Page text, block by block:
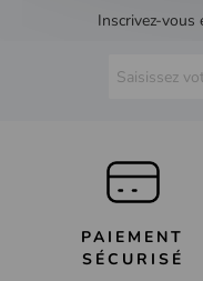
Inscrivez-vous
PAIEMENT
SÉCURISÉ